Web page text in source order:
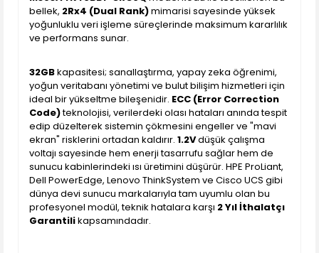
bellek, 2Rx4 (Dual Rank)mimarisi sayesinde yüksek
yoğunluklu veri işleme süreçlerinde maksimum kararlılık
ve performans sunar.
32GBkapasitesi; sanallaştırma, yapay zeka öğrenimi,
yoğun veritabanı yönetimi ve bulut bilişim hizmetleri için
ideal bir yükseltme bileşenidir. ECC (Error Correction
Code)teknolojisi, verilerdeki olası hataları anında tespit
edip düzelterek sistemin çökmesini engeller ve "mavi
ekran" risklerini ortadan kaldırır. 1.2Vdüşük çalışma
voltajı sayesinde hem enerji tasarrufu sağlar hem de
sunucu kabinlerindeki ısı üretimini düşürür. HPE ProLiant,
Dell PowerEdge, Lenovo ThinkSystem ve Cisco UCS gibi
dünya devi sunucu markalarıyla tam uyumlu olan bu
profesyonel modül, teknik hatalara karşı 2 Yıl İthalatçı
Garantilikapsamındadır.